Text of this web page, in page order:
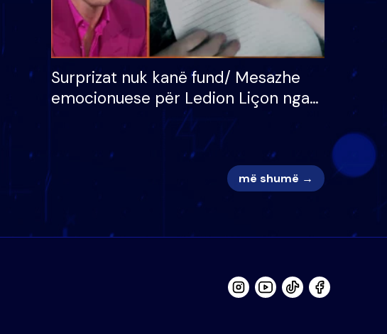
Surprizat nuk kanë fund/ Mesazhe
emocionuese për Ledion Liçon nga
nëna dhe fëmijët e tij, moderatori
nuk i mban dot lotët: Nuk meritoj…
më shumë →